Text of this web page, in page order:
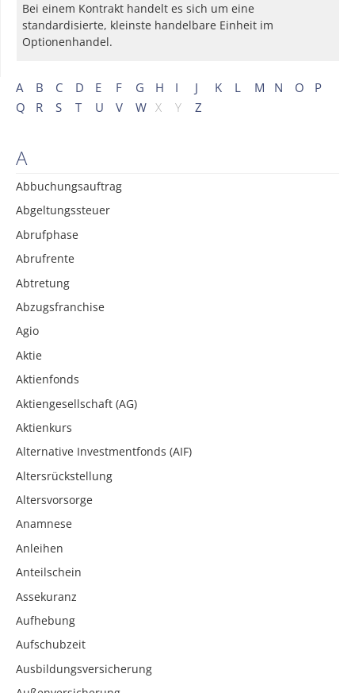
A B C D E F G H I J K L M N O
P
Q
R S T U V W X Y Z
A
Abbuchungsauftrag
Abgeltungssteuer
Abrufphase
Abrufrente
Abtretung
Abzugsfranchise
Agio
Aktie
Aktienfonds
Aktiengesellschaft (AG)
Aktienkurs
Alternative Investmentfonds (AIF)
Altersrückstellung
Altersvorsorge
Anamnese
Anleihen
Anteilschein
Assekuranz
Aufhebung
Aufschubzeit
Ausbildungsversicherung
Bei einem Kontrakt handelt es sich um eine
standardisierte, kleinste handelbare Einheit im
Optionenhandel.